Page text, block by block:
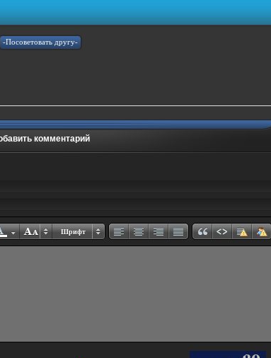
комментарий
Шрифт